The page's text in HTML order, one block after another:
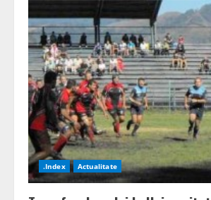
.Index Actualitate